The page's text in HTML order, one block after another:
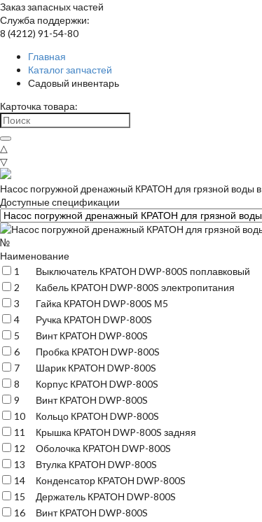
Заказ запасных частей
Служба поддержки:
8 (4212) 91-54-80
Главная
Каталог запчастей
Садовый инвентарь
Карточка товара:
△
▽
Насос погружной дренажный КРАТОН для грязной воды
Доступные спецификации
№
Наименование
1
Выключатель КРАТОН DWP-800S поплавковый
2
Кабель КРАТОН DWP-800S электропитания
3
Гайка КРАТОН DWP-800S М5
4
Ручка КРАТОН DWP-800S
5
Винт КРАТОН DWP-800S
6
Пробка КРАТОН DWP-800S
7
Шарик КРАТОН DWP-800S
8
Корпус КРАТОН DWP-800S
9
Винт КРАТОН DWP-800S
10
Кольцо КРАТОН DWP-800S
11
Крышка КРАТОН DWP-800S задняя
12
Оболочка КРАТОН DWP-800S
13
Втулка КРАТОН DWP-800S
14
Конденсатор КРАТОН DWP-800S
15
Держатель КРАТОН DWP-800S
16
Винт КРАТОН DWP-800S